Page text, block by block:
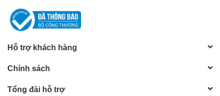
Hỗ trợ khách hàng
Chính sách
Tổng đài hỗ trợ